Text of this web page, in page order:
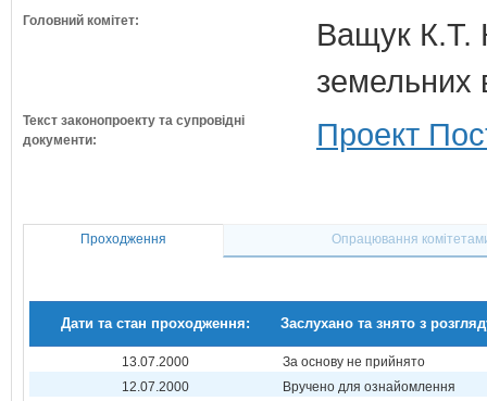
Головний комітет:
Ващук К.Т.
земельних
Текст законопроекту та супровідні
документи:
Проект
Проходження Опрацювання
Дати та стан проходження: Заслухано та знято з
13.07.2000
За основу не прийнято
12.07.2000
Вручено для ознайомлення